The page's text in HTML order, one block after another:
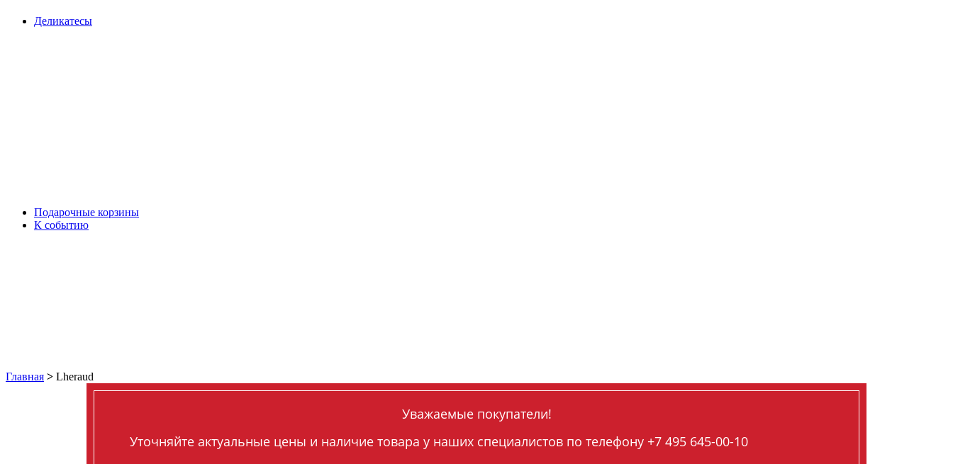
Деликатесы
Подарочные корзины
К событию
Главная > Lheraud
Уважаемые покупатели!
Уточняйте актуальные цены и наличие товара у наших специалистов по телефону +7 495 645-00-10